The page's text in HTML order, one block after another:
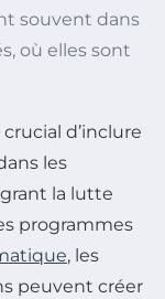
souvent dans
où elles sont
d’inclure
les
la lutte
programmes
, les
peuvent créer